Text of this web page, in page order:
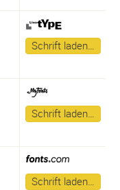
Schrift laden…
Schrift laden…
Schrift laden…